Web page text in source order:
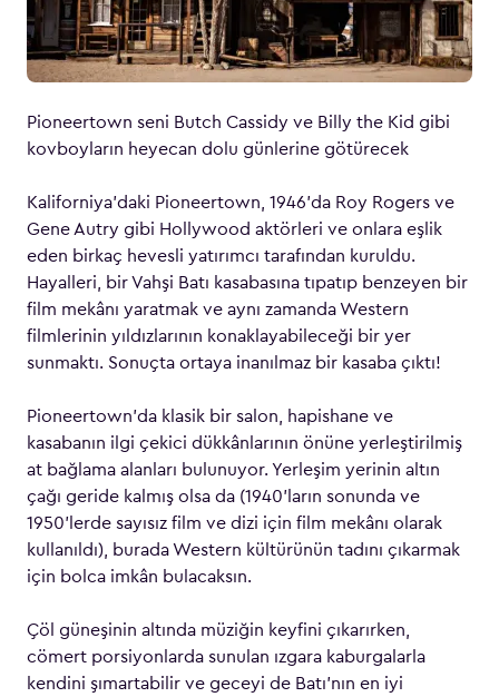
Pioneertown seni Butch Cassidy ve Billy the Kid gibi
kovboyların heyecan dolu günlerine götürecek
Kaliforniya’daki Pioneertown, 1946’da Roy Rogers ve
Gene Autry gibi Hollywood aktörleri ve onlara eşlik
eden birkaç hevesli yatırımcı tarafından kuruldu.
Hayalleri, bir Vahşi Batı kasabasına tıpatıp benzeyen bir
film mekânı yaratmak ve aynı zamanda Western
filmlerinin yıldızlarının konaklayabileceği bir yer
sunmaktı. Sonuçta ortaya inanılmaz bir kasaba çıktı!
Pioneertown’da klasik bir salon, hapishane ve
kasabanın ilgi çekici dükkânlarının önüne yerleştirilmiş
at bağlama alanları bulunuyor. Yerleşim yerinin altın
çağı geride kalmış olsa da (1940’ların sonunda ve
1950’lerde sayısız film ve dizi için film mekânı olarak
kullanıldı), burada Western kültürünün tadını çıkarmak
için bolca imkân bulacaksın.
Çöl güneşinin altında müziğin keyfini çıkarırken,
cömert porsiyonlarda sunulan ızgara kaburgalarla
kendini şımartabilir ve geceyi de Batı’nın en iyi